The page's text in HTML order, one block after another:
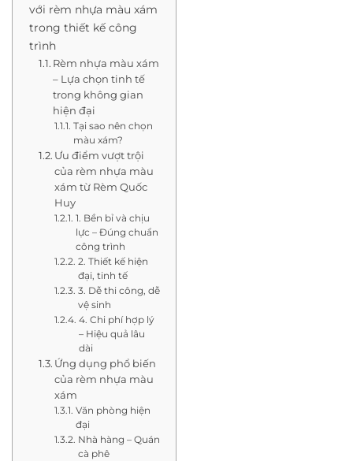
với rèm nhựa màu xám
trong thiết kế công
trình
Rèm nhựa màu xám
– Lựa chọn tinh tế
trong không gian
hiện đại
Tại sao nên chọn
màu xám?
Ưu điểm vượt trội
của rèm nhựa màu
xám từ Rèm Quốc
Huy
1. Bền bỉ và chịu
lực – Đúng chuẩn
công trình
2. Thiết kế hiện
đại, tinh tế
3. Dễ thi công, dễ
vệ sinh
4. Chi phí hợp lý
– Hiệu quả lâu
dài
Ứng dụng phổ biến
của rèm nhựa màu
xám
Văn phòng hiện
đại
Nhà hàng – Quán
cà phê